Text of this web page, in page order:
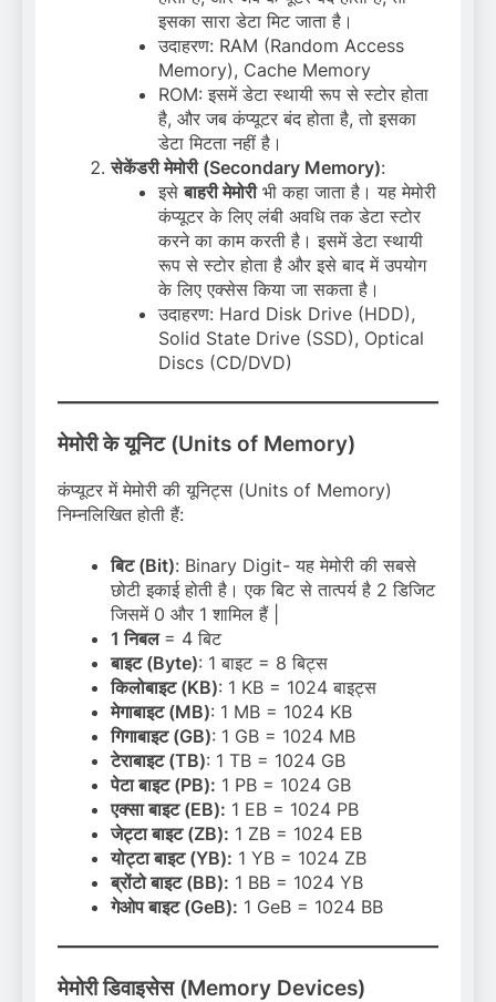
इसका सारा डेटा मिट जाता है।
उदाहरण: RAM (Random Access
Memory), Cache Memory
ROM: इसमें डेटा स्थायी रूप से स्टोर होता
है, और जब कंप्यूटर बंद होता है, तो इसका
डेटा मिटता नहीं है।
सेकेंडरी मेमोरी (Secondary Memory):
इसेबाहरी मेमोरीभी कहा जाता है। यह मेमोरी
कंप्यूटर के लिए लंबी अवधि तक डेटा स्टोर
करने का काम करती है। इसमें डेटा स्थायी
रूप से स्टोर होता है और इसे बाद में उपयोग
के लिए एक्सेस किया जा सकता है।
उदाहरण: Hard Disk Drive (HDD),
Solid State Drive (SSD), Optical
Discs (CD/DVD)
मेमोरी के यूनिट (Units of Memory)
कंप्यूटर में मेमोरी की यूनिट्स (Units of Memory)
निम्नलिखित होती हैं:
बिट (Bit): Binary Digit- यह मेमोरी की सबसे
छोटी इकाई होती है। एक बिट से तात्पर्य है 2 डिजिट
जिसमें 0 और 1 शामिल हैं |
1 निबल = 4 बिट
बाइट (Byte): 1 बाइट = 8 बिट्स
किलोबाइट (KB): 1 KB = 1024 बाइट्स
मेगाबाइट (MB): 1 MB = 1024 KB
गिगाबाइट (GB): 1 GB = 1024 MB
टेराबाइट (TB): 1 TB = 1024 GB
पेटा बाइट (PB): 1 PB = 1024 GB
एक्सा बाइट (EB): 1 EB = 1024 PB
जेट्टा बाइट (ZB): 1 ZB = 1024 EB
योट्टा बाइट (YB): 1 YB = 1024 ZB
ब्रोंटो बाइट (BB): 1 BB = 1024 YB
गेओप बाइट (GeB): 1 GeB = 1024 BB
मेमोरी डिवाइसेस (Memory Devices)